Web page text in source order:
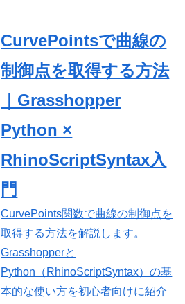
CurvePointsで曲線の
制御点を取得する方法
｜Grasshopper
Python ×
RhinoScriptSyntax入
門
CurvePoints関数で曲線の制御点を
取得する方法を解説します。
Grasshopperと
Python（RhinoScriptSyntax）の基
本的な使い方を初心者向けに紹介